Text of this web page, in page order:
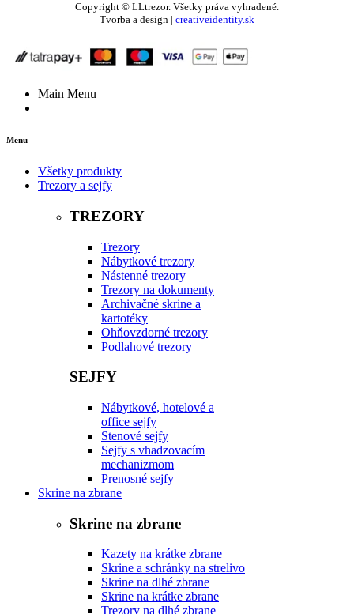
Copyright © LLtrezor. Všetky práva vyhradené.
Tvorba a design | creativeidentity.sk
Main Menu
Menu
Všetky produkty
Trezory a sejfy
TREZORY
Trezory
Nábytkové trezory
Nástenné trezory
Trezory na dokumenty
Archivačné skrine a
kartotéky
Ohňovzdorné trezory
Podlahové trezory
SEJFY
Nábytkové, hotelové a
office sejfy
Stenové sejfy
Sejfy s vhadzovacím
mechanizmom
Prenosné sejfy
Skrine na zbrane
Skrine na zbrane
Kazety na krátke zbrane
Skrine a schránky na strelivo
Skrine na dlhé zbrane
Skrine na krátke zbrane
Trezory na dlhé zbrane